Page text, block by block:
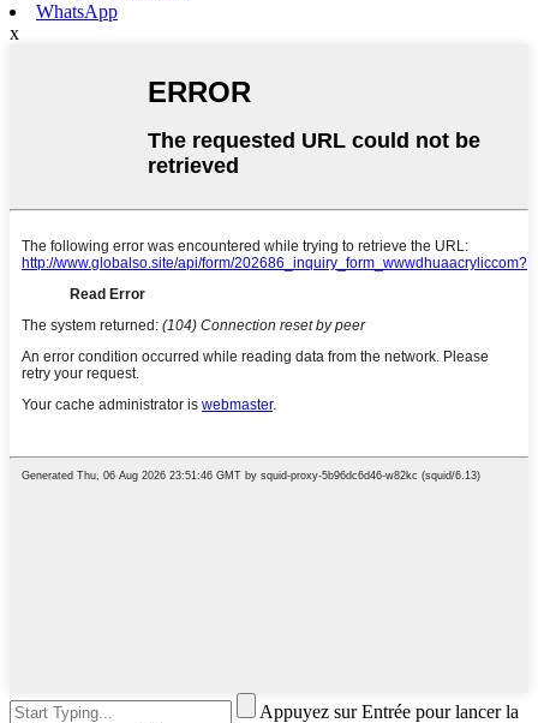
WhatsApp
x
Appuyez sur Entrée pour lancer la